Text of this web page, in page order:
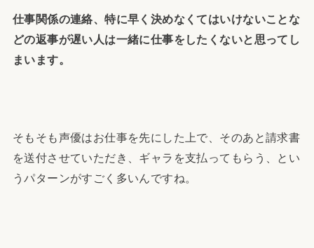
仕事関係の連絡、特に早く決めなくてはいけないことな
どの返事が遅い人は一緒に仕事をしたくないと思ってし
まいます。
そもそも声優はお仕事を先にした上で、そのあと請求書
を送付させていただき、ギャラを支払ってもらう、とい
うパターンがすごく多いんですね。